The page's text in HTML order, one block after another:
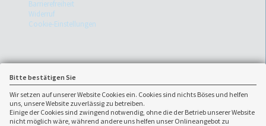
Bitte bestätigen Sie
Wir setzen auf unserer Website Cookies ein. Cookies sind nichts Böses und helfen
uns, unsere Website zuverlässig zu betreiben.
Einige der Cookies sind zwingend notwendig, ohne die der Betrieb unserer Website
nicht möglich wäre, während andere uns helfen unser Onlineangebot zu
Barrierefreiheit
Widerruf
Cookie-Einstellungen